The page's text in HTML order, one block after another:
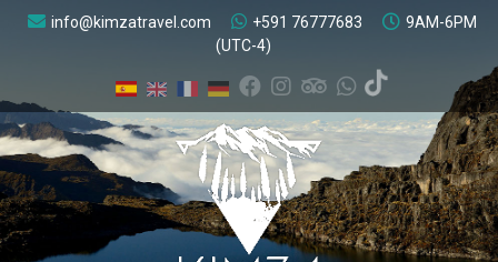
info@kimzatravel.com +591 76777683
9AM-6PM
(UTC-4)